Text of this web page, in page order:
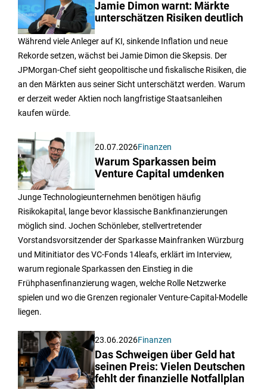
Jamie Dimon warnt: Märkte
unterschätzen Risiken deutlich
Während viele Anleger auf KI, sinkende Inflation und neue
Rekorde setzen, wächst bei Jamie Dimon die Skepsis. Der
JPMorgan-Chef sieht geopolitische und fiskalische Risiken, die
an den Märkten aus seiner Sicht unterschätzt werden. Warum
er derzeit weder Aktien noch langfristige Staatsanleihen
kaufen würde.
20.07.2026Finanzen
Warum Sparkassen beim
Venture Capital umdenken
Junge Technologieunternehmen benötigen häufig
Risikokapital, lange bevor klassische Bankfinanzierungen
möglich sind. Jochen Schönleber, stellvertretender
Vorstandsvorsitzender der Sparkasse Mainfranken Würzburg
und Mitinitiator des VC-Fonds 14leafs, erklärt im Interview,
warum regionale Sparkassen den Einstieg in die
Frühphasenfinanzierung wagen, welche Rolle Netzwerke
spielen und wo die Grenzen regionaler Venture-Capital-Modelle
liegen.
23.06.2026Finanzen
Das Schweigen über Geld hat
seinen Preis: Vielen Deutschen
fehlt der finanzielle Notfallplan